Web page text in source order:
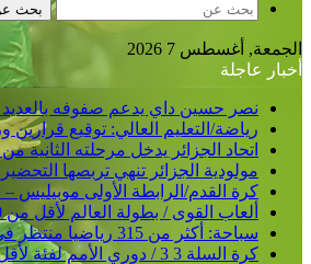
بحث
الجمعة, أغسطس 7 2026
أخبار عاجلة
نصر حسين داي يدعم صفوفه بالعديد
رياضة/التعليم العالي: توقيع
اتحاد الجزائر يدخل مرحلته الثانية
مولودية الجزائر تنهي تربصها
كرة القدم/الرابطة الأولى
ألعاب القوى / بطولة العالم لأقل من 20 سنة: يونس عياشي أبرز الآمال الجزائرية للتتويج بميدالية عالمية
سباحة: أكثر من 315 رياضيا منتظر في الطبعة الرابعة لسباق عبور خليج الجزائر
كرة السلة 3 3 / دوري الأمم لفئة لأقل من 23 سنة : المنتخب الجزائري /ذكور/ يحقق فوزا ثانيا و يدعم مركزه في الصدارة